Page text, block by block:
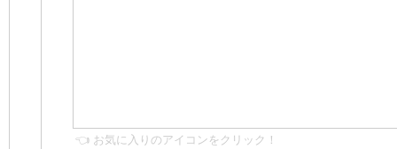
👈 お気に入りのアイコンをクリック！